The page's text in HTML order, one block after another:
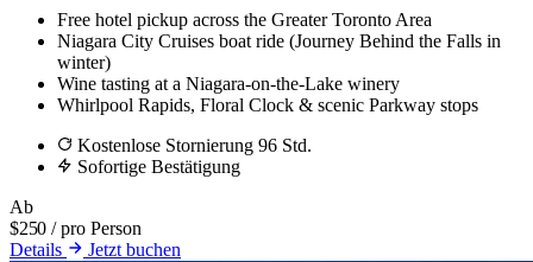
Free hotel pickup across the Greater Toronto Area
Niagara City Cruises boat ride (Journey Behind the Falls in
winter)
Wine tasting at a Niagara-on-the-Lake winery
Whirlpool Rapids, Floral Clock & scenic Parkway stops
Kostenlose Stornierung 96 Std.
Sofortige Bestätigung
Ab
$250 / pro Person
Details
Jetzt buchen